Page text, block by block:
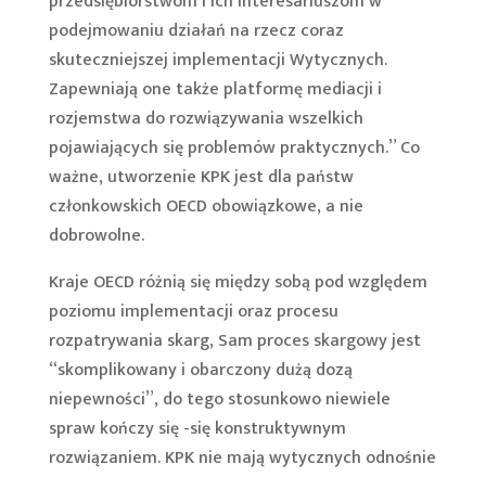
podejmowaniu działań na rzecz coraz
skuteczniejszej implementacji Wytycznych.
Zapewniają one także platformę mediacji i
rozjemstwa do rozwiązywania wszelkich
pojawiających się problemów praktycznych.” Co
ważne, utworzenie KPK jest dla państw
członkowskich OECD obowiązkowe, a nie
dobrowolne.
Kraje OECD różnią się między sobą pod względem
poziomu implementacji oraz procesu
rozpatrywania skarg, Sam proces skargowy jest
“skomplikowany i obarczony dużą dozą
niepewności”, do tego stosunkowo niewiele
spraw kończy się -się konstruktywnym
rozwiązaniem. KPK nie mają wytycznych odnośnie